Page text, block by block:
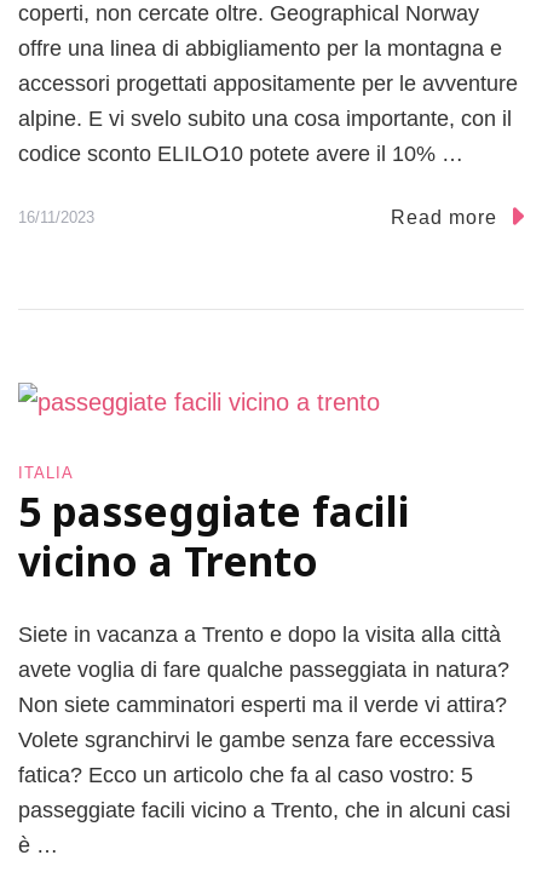
coperti, non cercate oltre. Geographical Norway
offre una linea di abbigliamento per la montagna e
accessori progettati appositamente per le avventure
alpine. E vi svelo subito una cosa importante, con il
codice sconto ELILO10 potete avere il 10% …
16/11/2023 Read more
ITALIA
5 passeggiate facili
vicino a Trento
Siete in vacanza a Trento e dopo la visita alla città
avete voglia di fare qualche passeggiata in natura?
Non siete camminatori esperti ma il verde vi attira?
Volete sgranchirvi le gambe senza fare eccessiva
fatica? Ecco un articolo che fa al caso vostro: 5
passeggiate facili vicino a Trento, che in alcuni casi
è …